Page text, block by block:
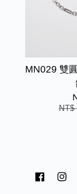
MN029 雙
NT$
Facebook